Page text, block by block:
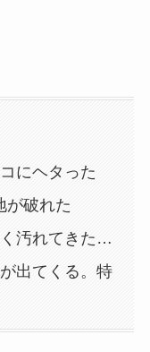
にヘタった
が破れた
汚れてきた…
出てくる。特